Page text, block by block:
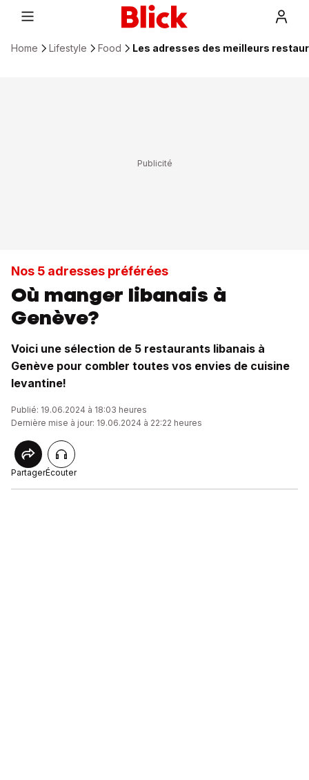
Home Lifestyle Food Les adresses des meilleurs
Nos 5 adresses préférées
Où manger libanais à
Genève?
Voici une sélection de 5 restaurants libanais à
Genève pour combler toutes vos envies de cuisine
levantine!
Publié: 19.06.2024 à 18:03 heures
Dernière mise à jour: 19.06.2024 à 22:22 heures
PartagerÉcouter